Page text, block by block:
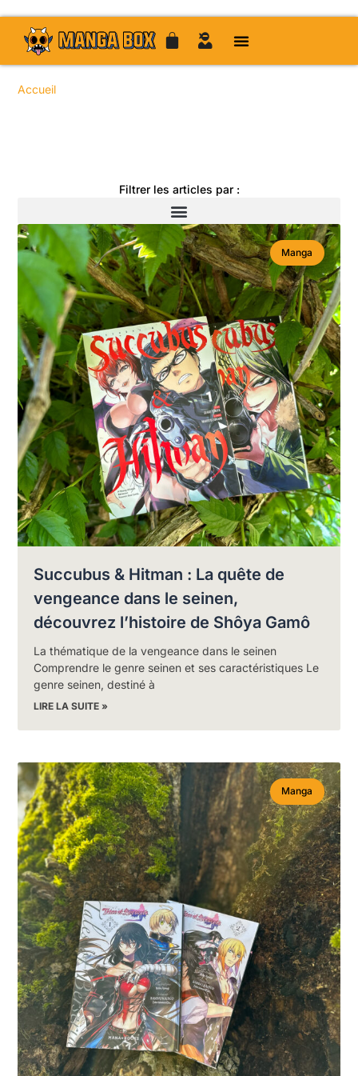
Accueil
Filtrer les articles par :
Manga
Succubus & Hitman : La quête de
vengeance dans le seinen,
découvrez l’histoire de Shôya Gamô
La thématique de la vengeance dans le seinen
Comprendre le genre seinen et ses caractéristiques Le
genre seinen, destiné à
LIRE LA SUITE »
Manga